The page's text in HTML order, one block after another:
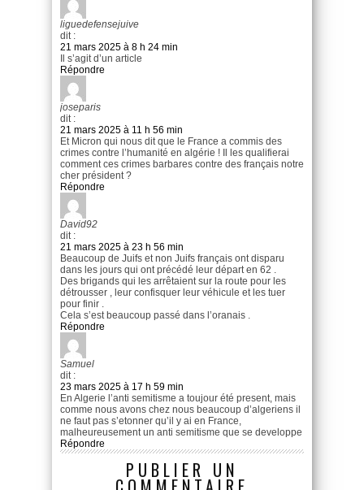
liguedefensejuive
dit :
21 mars 2025 à 8 h 24 min
Il s’agit d’un article
Répondre
joseparis
dit :
21 mars 2025 à 11 h 56 min
Et Micron qui nous dit que le France a commis des
crimes contre l’humanité en algérie ! Il les qualifierai
comment ces crimes barbares contre des français notre
cher président ?
Répondre
David92
dit :
21 mars 2025 à 23 h 56 min
Beaucoup de Juifs et non Juifs français ont disparu
dans les jours qui ont précédé leur départ en 62 .
Des brigands qui les arrêtaient sur la route pour les
détrousser , leur confisquer leur véhicule et les tuer
pour finir .
Cela s’est beaucoup passé dans l’oranais .
Répondre
Samuel
dit :
23 mars 2025 à 17 h 59 min
En Algerie l’anti semitisme a toujour été present, mais
comme nous avons chez nous beaucoup d’algeriens il
ne faut pas s’etonner qu’il y ai en France,
malheureusement un anti semitisme que se developpe
Répondre
PUBLIER UN